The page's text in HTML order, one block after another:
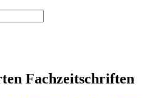
Fachzeitschriften